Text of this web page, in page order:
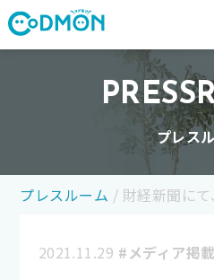
プレス
プレスルーム / 財経新聞に
2021.11.29 #メディア掲載